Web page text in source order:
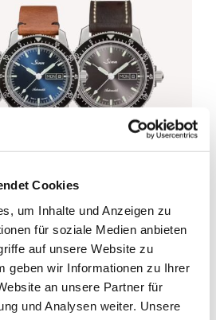
Cookies
um Inhalte und Anzeigen zu
für soziale Medien anbieten
auf unsere Website zu
geben wir Informationen zu Ihrer
an unsere Partner für
und Analysen weiter. Unsere